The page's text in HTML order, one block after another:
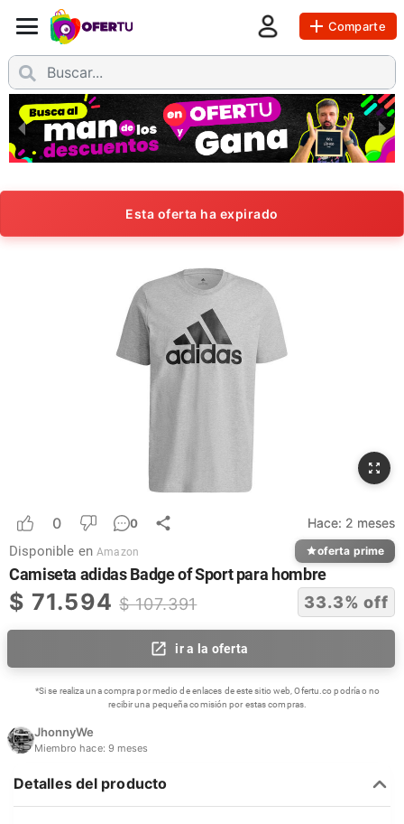
Comparte
Esta oferta ha expirado
0 0 Hace: 2 meses
Disponible en Amazon oferta prime
Camiseta adidas Badge of Sport para hombre
$ 71.594 $107.391 33.3% off
ir a la oferta
*Si se realiza una compra por medio de enlaces de este sitio web, Ofertu.co podría o no
recibir una pequeña comisión por estas compras.
JhonnyWe
Miembro hace: 9 meses
Detalles del producto